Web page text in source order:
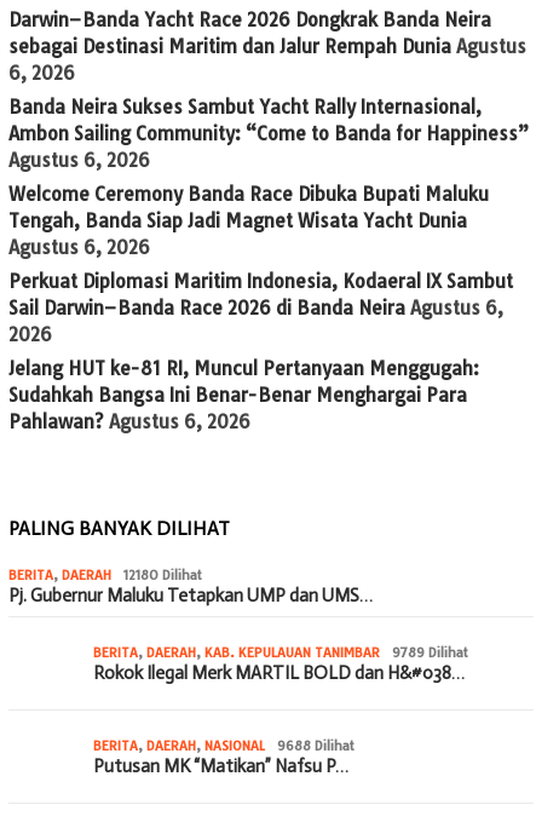
Darwin–Banda Yacht Race 2026 Dongkrak Banda Neira
sebagai Destinasi Maritim dan Jalur Rempah Dunia Agustus
6, 2026
Banda Neira Sukses Sambut Yacht Rally Internasional,
Ambon Sailing Community: “Come to Banda for Happiness”
Agustus 6, 2026
Welcome Ceremony Banda Race Dibuka Bupati Maluku
Tengah, Banda Siap Jadi Magnet Wisata Yacht Dunia
Agustus 6, 2026
Perkuat Diplomasi Maritim Indonesia, Kodaeral IX Sambut
Sail Darwin–Banda Race 2026 di Banda Neira Agustus 6,
2026
Jelang HUT ke-81 RI, Muncul Pertanyaan Menggugah:
Sudahkah Bangsa Ini Benar-Benar Menghargai Para
Pahlawan? Agustus 6, 2026
PALING BANYAK DILIHAT
BERITA, DAERAH 12180 Dilihat
Pj. Gubernur Maluku Tetapkan UMP dan UMS…
BERITA, DAERAH, KAB. KEPULAUAN TANIMBAR 9789 Dilihat
Rokok Ilegal Merk MARTIL BOLD dan H&#038…
BERITA, DAERAH, NASIONAL 9688 Dilihat
Putusan MK “Matikan” Nafsu P…